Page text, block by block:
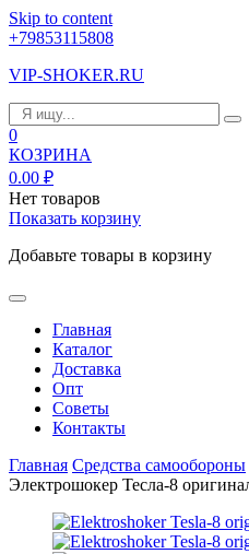
Skip to content
+79853115808
VIP-SHOKER.RU
0
КОЗРИНА
0.00 ₽
Нет товаров
Показать корзину
Добавьте товары в корзину
Главная
Каталог
Доставка
Опт
Советы
Контакты
Главная Средства самообороны
Электрошокер Тесла-8